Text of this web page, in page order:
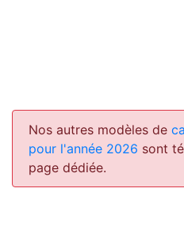
Nos autres modèles de
pour l'année 2026 sont
page dédiée.